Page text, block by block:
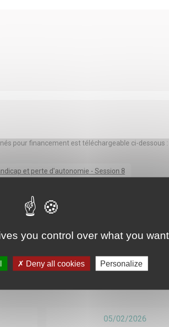
pour financement est téléchargeable ci-dessous :
et perte d'autonomie - Session 8
LES ACTUALITÉS
05/02/2026
you control over what you
Deny all cookies Personalize